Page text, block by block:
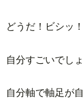
どうだ！ビシッ
自分すごいでし
自分軸で軸足が